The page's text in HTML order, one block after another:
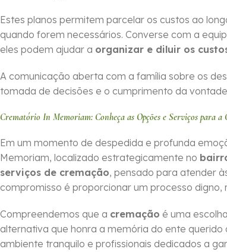
Estes planos permitem parcelar os custos ao
quando forem necessários. Converse com a
eles podem ajudar a organizar e diluir os
A comunicação aberta com a família sobre os
tomada de decisões e o cumprimento da
Crematório In Memoriam: Conheça as Opções e Serviços para
Em um momento de despedida e profunda
Memoriam, localizado estrategicamente no
serviços de cremação, pensado para atender
compromisso é proporcionar um processo
Compreendemos que a cremação é uma
alternativa que honra a memória do ente
ambiente tranquilo e profissionais dedicados a